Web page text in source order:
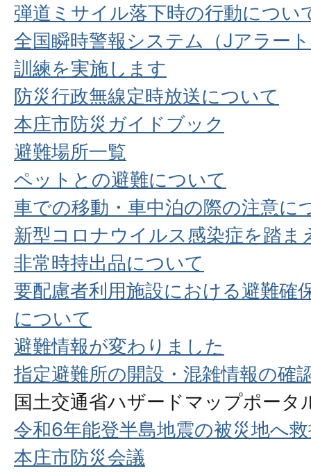
弾道ミサイル落下時の行動につい
全国瞬時警報システム（Jアラー
訓練を実施します
防災行政無線定時放送について
本庄市防災ガイドブック
避難場所一覧
ペットとの避難について
車での移動・車中泊の際の注意に
新型コロナウイルス感染症を踏ま
非常時持出品について
要配慮者利用施設における避難確
について
避難情報が変わりました
指定避難所の開設・混雑情報の確
国土交通省ハザードマップポータ
令和6年能登半島地震の被災地へ
本庄市防災会議